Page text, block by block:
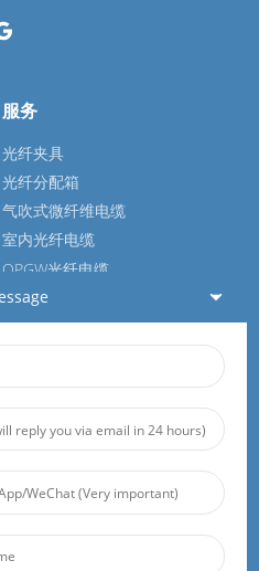
服务
光纤夹具
光纤分配箱
气吹式微纤维电缆
室内光纤电缆
OPGW光纤电缆
架空光缆
图 8 光纤电缆
亚利桑那州立大学光纤电缆
ADSS光纤电缆